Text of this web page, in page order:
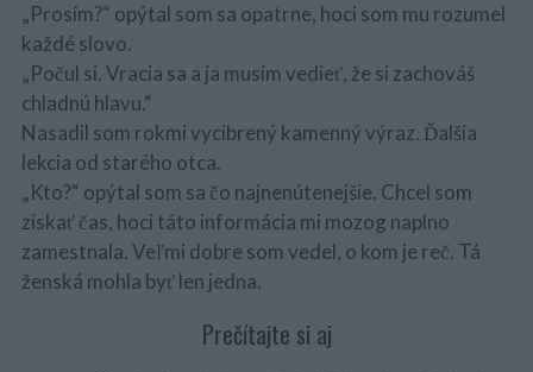
„Prosím?“ opýtal som sa opatrne, hoci som mu rozumel
každé slovo.
„Počul si. Vracia sa a ja musím vedieť, že si zachováš
chladnú hlavu.“
Nasadil som rokmi vycibrený kamenný výraz. Ďalšia
lekcia od starého otca.
„Kto?“ opýtal som sa čo najnenútenejšie. Chcel som
získať čas, hoci táto informácia mi mozog naplno
zamestnala. Veľmi dobre som vedel, o kom je reč. Tá
ženská mohla byť len jedna.
Prečítajte si aj